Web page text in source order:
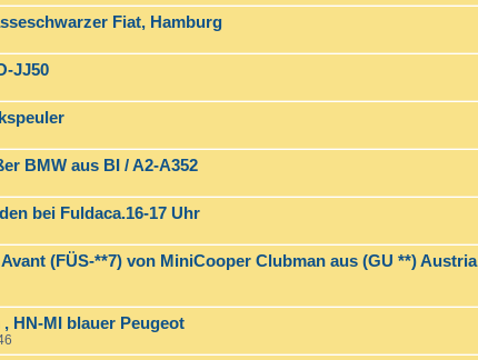
Fiat, Hamburg
JJ50
BMW aus BI / A2-A352
bei Fuldaca.16-17 Uhr
(FÜS-**7) von MiniCooper Clubman aus (GU **) Austria
HN-MI blauer Peugeot